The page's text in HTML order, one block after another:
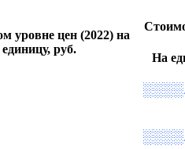
уровне цен (2022) на
единицу, руб.
На